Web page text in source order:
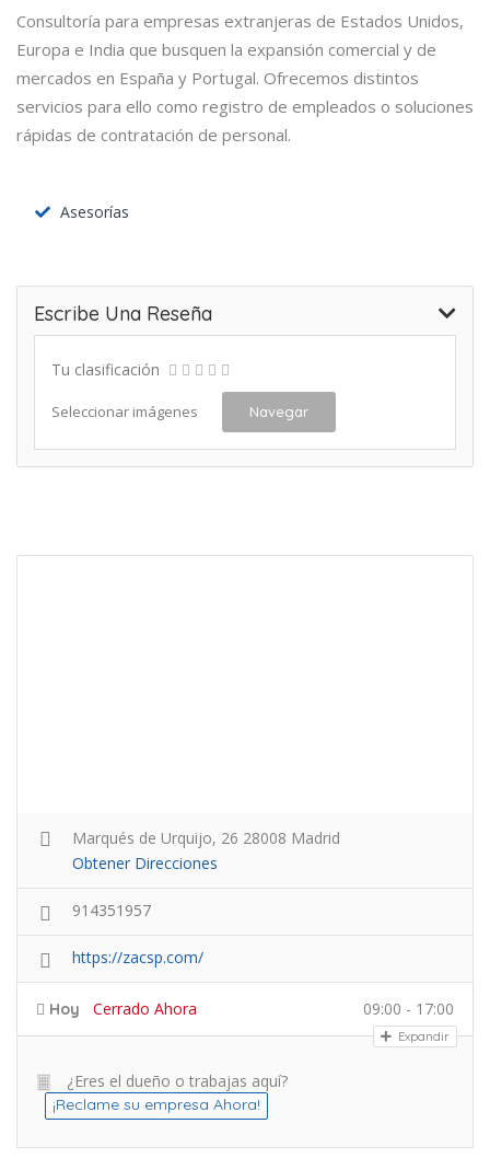
Consultoría para empresas extranjeras de Estados Unidos,
Europa e India que busquen la expansión comercial y de
mercados en España y Portugal. Ofrecemos distintos
servicios para ello como registro de empleados o soluciones
rápidas de contratación de personal.
Asesorías
Escribe Una Reseña
Tu clasificación
Seleccionar imágenes Navegar
Marqués de Urquijo, 26 28008 Madrid
Obtener Direcciones
914351957
https://zacsp.com/
Hoy Cerrado Ahora 09:00 - 17:00
Expandir
¿Eres el dueño o trabajas aquí?
¡Reclame su empresa Ahora!